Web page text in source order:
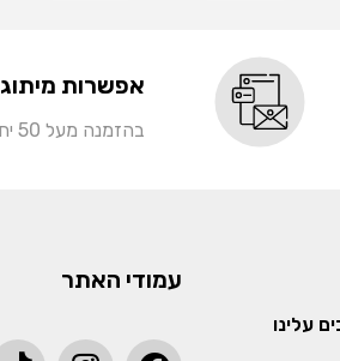
אפשרות מיתוג
בהזמנה מעל 50 יח' לפריט
עלינו
עמודי האתר